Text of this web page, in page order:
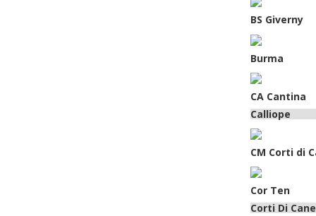
BS Giverny
Burma
CA Cantina
Calliope
CM Corti di
Cor Ten
Corti Di